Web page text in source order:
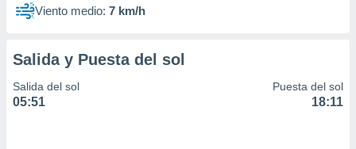
de
Viento medio: 7 km/h
Salida y Puesta del sol
Salida del sol
05:51
Puesta del sol
18:11